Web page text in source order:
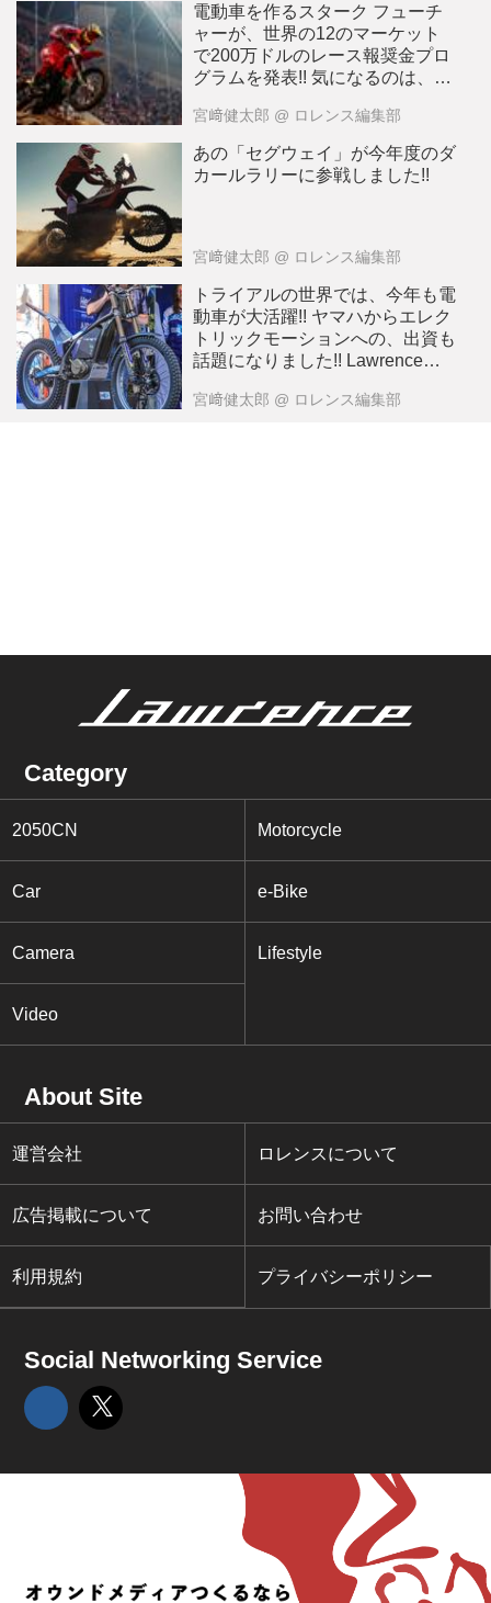
電動車を作るスターク フューチ
ャーが、世界の12のマーケット
で200万ドルのレース報奨金プロ
グラムを発表!! 気になるのは、日
すが・・・？
宮﨑健太郎 @ ロレンス編集部
あの「セグウェイ」が今年度のダ
カールラリーに参戦しました!!
宮﨑健太郎 @ ロレンス編集部
トライアルの世界では、今年も電
動車が大活躍!! ヤマハからエレク
トリックモーションへの、出資も
話題になりました!! Lawrenceが
宮﨑健太郎 @ ロレンス編集部
Category
2050CN Motorcycle
Car e-Bike
Camera Lifestyle
Video
About Site
運営会社 ロレンスについて
広告掲載について お問い合わせ
利用規約 プライバシーポリシー
Social Networking Service